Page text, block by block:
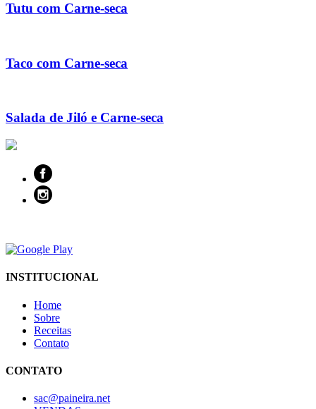
Tutu com Carne-seca
Taco com Carne-seca
Salada de Jiló e Carne-seca
INSTITUCIONAL
Home
Sobre
Receitas
Contato
CONTATO
sac@paineira.net